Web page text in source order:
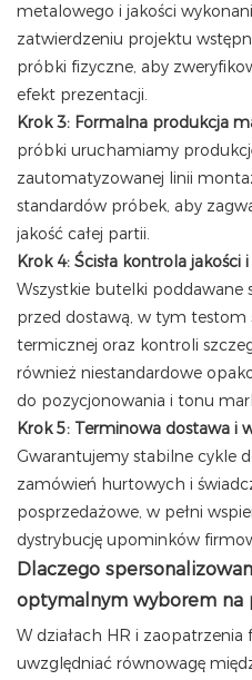
metalowego i jakości
zatwierdzeniu projektu
próbki fizyczne, aby
efekt prezentacji.
Krok 3: Formalna produkcja
próbki uruchamiamy
zautomatyzowanej linii
standardów próbek, aby
jakość całej partii.
Krok 4: Ścisła kontrola
Wszystkie butelki poddawane
przed dostawą, w tym testom
termicznej oraz kontroli
również niestandardowe
do pozycjonowania i tonu
Krok 5: Terminowa dostawa i
Gwarantujemy stabilne cykle
zamówień hurtowych i
posprzedażowe, w pełni
dystrybucję upominków
Dlaczego
optymalnym wyborem na
W działach HR i
uwzględniać równowagę